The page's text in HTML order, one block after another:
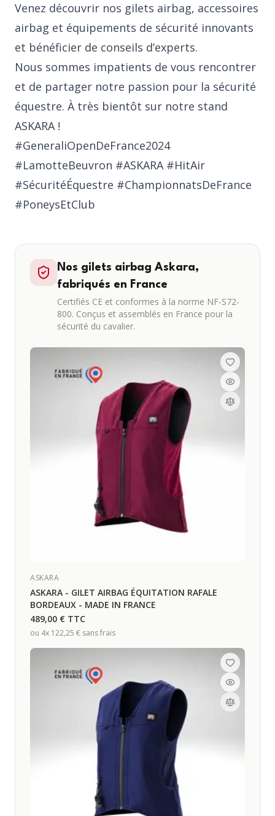
Venez découvrir nos gilets airbag, accessoires
airbag et équipements de sécurité innovants
et bénéficier de conseils d’experts.
Nous sommes impatients de vous rencontrer
et de partager notre passion pour la sécurité
équestre. À très bientôt sur notre stand
ASKARA !
#GeneraliOpenDeFrance2024
#LamotteBeuvron #ASKARA #HitAir
#SécuritéÉquestre #ChampionnatsDeFrance
#PoneysEtClub
Nos gilets airbag Askara,
fabriqués en France
Certifiés CE et conformes à la norme NF-S72-
800. Conçus et assemblés en France pour la
sécurité du cavalier.
ASKARA
ASKARA - GILET AIRBAG ÉQUITATION RAFALE
BORDEAUX - MADE IN FRANCE
489,00 € TTC
ou 4x 122,25 € sans frais